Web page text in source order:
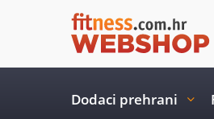
Dodaci prehrani